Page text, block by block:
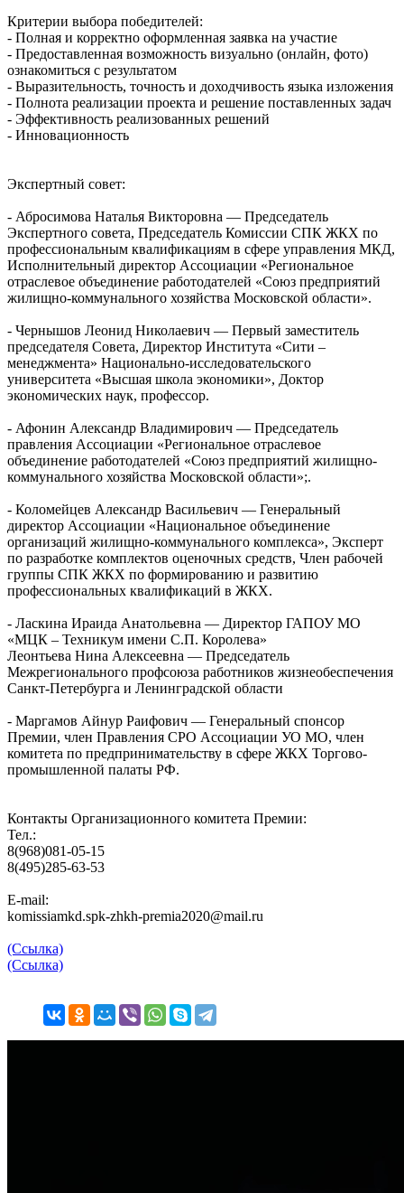
Критерии выбора победителей:
- Полная и корректно оформленная заявка на участие
- Предоставленная возможность визуально (онлайн, фото)
ознакомиться с результатом
- Выразительность, точность и доходчивость языка изложения
- Полнота реализации проекта и решение поставленных задач
- Эффективность реализованных решений
- Инновационность
Экспертный совет:
- Абросимова Наталья Викторовна — Председатель
Экспертного совета, Председатель Комиссии СПК ЖКХ по
профессиональным квалификациям в сфере управления МКД,
Исполнительный директор Ассоциации «Региональное
отраслевое объединение работодателей «Союз предприятий
жилищно-коммунального хозяйства Московской области».
- Чернышов Леонид Николаевич — Первый заместитель
председателя Совета, Директор Института «Сити –
менеджмента» Национально-исследовательского
университета «Высшая школа экономики», Доктор
экономических наук, профессор.
- Афонин Александр Владимирович — Председатель
правления Ассоциации «Региональное отраслевое
объединение работодателей «Союз предприятий жилищно-
коммунального хозяйства Московской области»;.
- Коломейцев Александр Васильевич — Генеральный
директор Ассоциации «Национальное объединение
организаций жилищно-коммунального комплекса», Эксперт
по разработке комплектов оценочных средств, Член рабочей
группы СПК ЖКХ по формированию и развитию
профессиональных квалификаций в ЖКХ.
- Ласкина Ираида Анатольевна — Директор ГАПОУ МО
«МЦК – Техникум имени С.П. Королева»
Леонтьева Нина Алексеевна — Председатель
Межрегионального профсоюза работников жизнеобеспечения
Санкт-Петербурга и Ленинградской области
- Маргамов Айнур Раифович — Генеральный спонсор
Премии, член Правления СРО Ассоциации УО МО, член
комитета по предпринимательству в сфере ЖКХ Торгово-
промышленной палаты РФ.
Контакты Организационного комитета Премии:
Тел.:
8(968)081-05-15
8(495)285-63-53
E-mail:
komissiamkd.spk-zhkh-premia2020@mail.ru
(Ссылка)
(Ссылка)